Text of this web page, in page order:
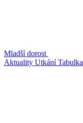
Mladší dorost
Aktuality UtkáníTabulka